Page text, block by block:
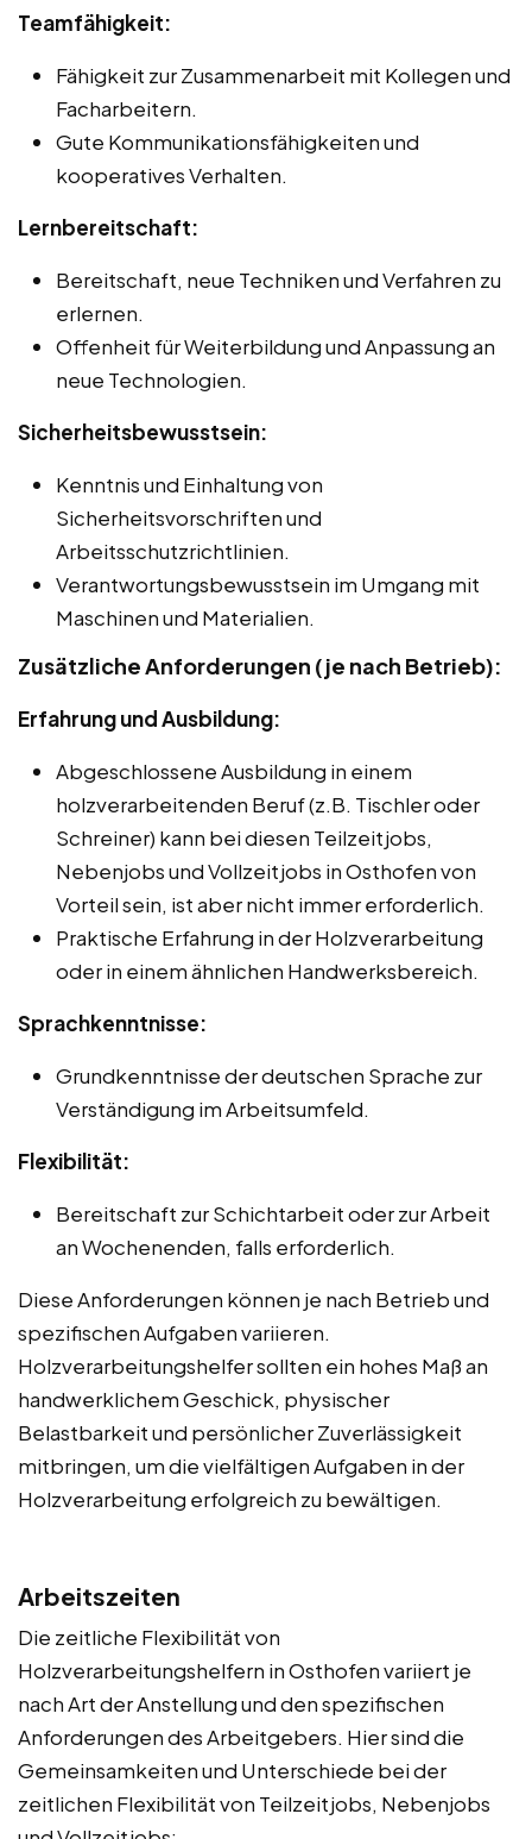
Teamfähigkeit:
Fähigkeit zur Zusammenarbeit mit Kollegen und
Facharbeitern.
Gute Kommunikationsfähigkeiten und
kooperatives Verhalten.
Lernbereitschaft:
Bereitschaft, neue Techniken und Verfahren zu
erlernen.
Offenheit für Weiterbildung und Anpassung an
neue Technologien.
Sicherheitsbewusstsein:
Kenntnis und Einhaltung von
Sicherheitsvorschriften und
Arbeitsschutzrichtlinien.
Verantwortungsbewusstsein im Umgang mit
Maschinen und Materialien.
Zusätzliche Anforderungen (je nach Betrieb):
Erfahrung und Ausbildung:
Abgeschlossene Ausbildung in einem
holzverarbeitenden Beruf (z.B. Tischler oder
Schreiner) kann bei diesen Teilzeitjobs,
Nebenjobs und Vollzeitjobs in Osthofen von
Vorteil sein, ist aber nicht immer erforderlich.
Praktische Erfahrung in der Holzverarbeitung
oder in einem ähnlichen Handwerksbereich.
Sprachkenntnisse:
Grundkenntnisse der deutschen Sprache zur
Verständigung im Arbeitsumfeld.
Flexibilität:
Bereitschaft zur Schichtarbeit oder zur Arbeit
an Wochenenden, falls erforderlich.
Diese Anforderungen können je nach Betrieb und
spezifischen Aufgaben variieren.
Holzverarbeitungshelfer sollten ein hohes Maß an
handwerklichem Geschick, physischer
Belastbarkeit und persönlicher Zuverlässigkeit
mitbringen, um die vielfältigen Aufgaben in der
Holzverarbeitung erfolgreich zu bewältigen.
Arbeitszeiten
Die zeitliche Flexibilität von
Holzverarbeitungshelfern in Osthofen variiert je
nach Art der Anstellung und den spezifischen
Anforderungen des Arbeitgebers. Hier sind die
Gemeinsamkeiten und Unterschiede bei der
zeitlichen Flexibilität von Teilzeitjobs, Nebenjobs